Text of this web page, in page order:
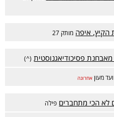
הקיץ, איפה מותק 27
פסיכודיאגנוסטית (^)
מעון אחרונה
לא הכי מתחברים פילה